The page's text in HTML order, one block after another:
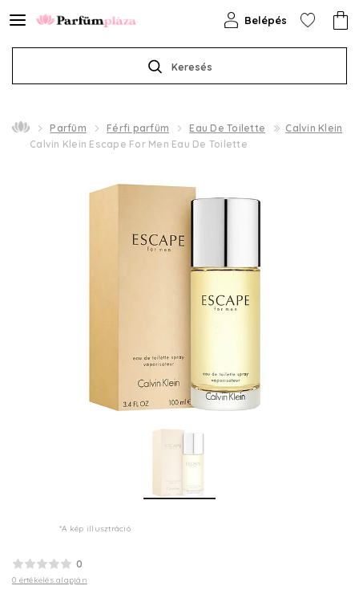
Keresés
Belépés
Parfüm Férfi parfüm Eau De Toilette
Calvin Klein
Calvin Klein Escape For Men Eau De Toilette
*A kép illusztráció
0
0 értékelés alapján